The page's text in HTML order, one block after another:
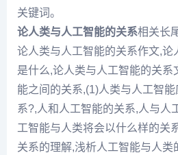
关键词。
论人类与人工智能的关系相关长
论人类与人工智能的关系作文,论
是什么,论人类与人工智能的关系
能之间的关系,(1)人类与人工智
系?,人和人工智能的关系,人与人
工智能与人类将会以什么样的关
关系的理解,浅析人工智能与人类